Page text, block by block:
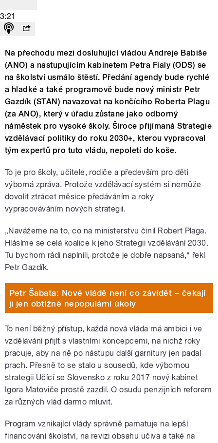
3:21
Na přechodu mezi dosluhující vládou Andreje Babiše
(ANO) a nastupujícím kabinetem Petra Fialy (ODS) se
na školství usmálo štěstí. Předání agendy bude rychlé
a hladké a také programově bude nový ministr Petr
Gazdík (STAN) navazovat na končícího Roberta Plagu
(za ANO), který v úřadu zůstane jako odborný
náměstek pro vysoké školy. Široce přijímaná Strategie
vzdělávací politiky do roku 2030+, kterou vypracoval
tým expertů pro tuto vládu, nepoletí do koše.
To je pro školy, učitele, rodiče a především pro děti
výborná zpráva. Protože vzdělávací systém si nemůže
dovolit ztrácet měsíce předáváním a roky
vypracováváním nových strategií.
„Navážeme na to, co na ministerstvu činil Robert Plaga.
Hlásíme se celá koalice k jeho Strategii vzdělávání 2030.
Tu bychom rádi naplnili, protože je dobře napsaná,“ řekl
Petr Gazdík.
Petr Šabata: Nové vládě není co závidět – čekají
ji jen obtížné nepopulární úkoly
To není běžný přístup, každá nová vláda má ambici i ve
vzdělávání přijít s vlastními koncepcemi, na nichž roky
pracuje, aby na ně po nástupu další garnitury jen padal
prach. Přesně to se stalo u sousedů, kde výbornou
strategii Učící se Slovensko z roku 2017 nový kabinet
Igora Matoviče prostě zazdil. O osudu penzijních reforem
za různých vlád darmo mluvit.
Program vznikající vlády správně pamatuje na lepší
financování školství, na revizi obsahu učiva a také na